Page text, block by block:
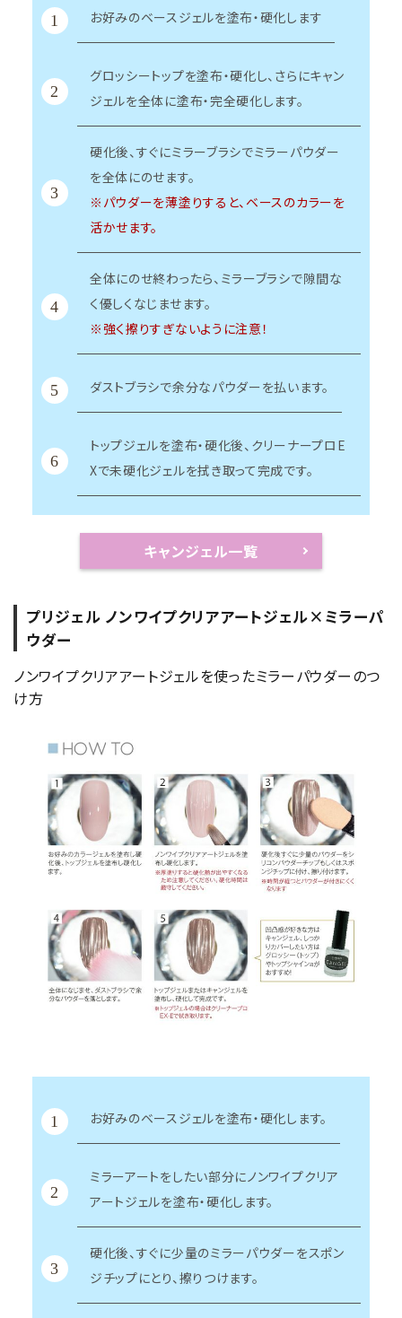
1 お好みのベースジェルを塗布・硬化します
2
グロッシートップを塗布・硬化し、さらにキャン
ジェルを全体に塗布・完全硬化します。
3
硬化後、すぐにミラーブラシでミラーパウダー
を全体にのせます。
※パウダーを薄塗りすると、ベースのカラーを
活かせます。
4
全体にのせ終わったら、ミラーブラシで隙間な
く優しくなじませます。
※強く擦りすぎないように注意！
5 ダストブラシで余分なパウダーを払います。
6
トップジェルを塗布・硬化後、クリーナープロE
Xで未硬化ジェルを拭き取って完成です。
キャンジェル一覧
プリジェル ノンワイプクリアアートジェル×ミラーパ
ウダー
ノンワイプクリアアートジェルを使ったミラーパウダーのつ
け方
1 お好みのベースジェルを塗布・硬化します。
2
ミラーアートをしたい部分にノンワイプクリア
アートジェルを塗布・硬化します。
3
硬化後、すぐに少量のミラーパウダーをスポン
ジチップにとり、擦りつけます。